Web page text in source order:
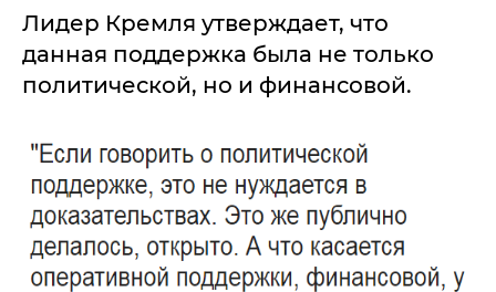
Лидер Кремля утверждает, что
данная поддержка была не только
политической, но и финансовой.